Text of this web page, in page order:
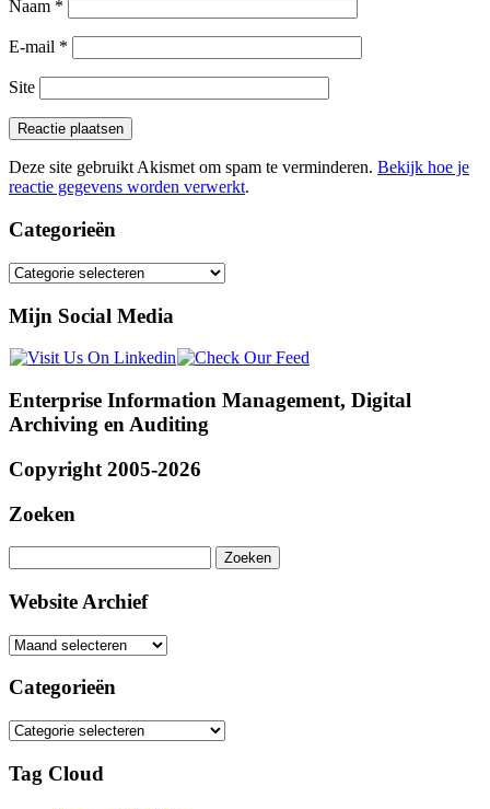
Naam *
E-mail *
Site
Deze site gebruikt Akismet om spam te verminderen. Bekijk hoe je
reactie gegevens worden verwerkt.
Categorieën
Categorieën
Mijn Social Media
Enterprise Information Management, Digital
Archiving en Auditing
Copyright 2005-2026
Zoeken
naar:
Website Archief
Website
Categorieën
Categorieën
Tag Cloud